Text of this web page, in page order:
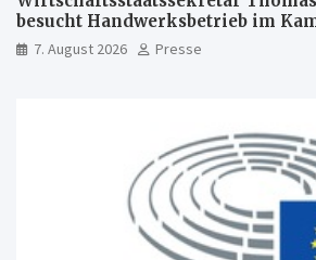
besucht Handwerksbetrieb im
Freiburg
7. August 2026 Presse